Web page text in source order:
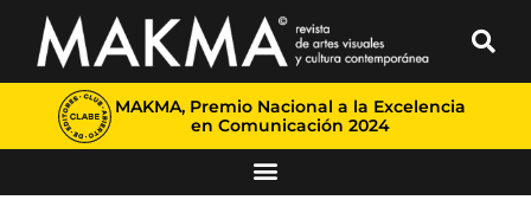
MAKMA, Premio Nacional a la Excelencia
en Comunicación 2024